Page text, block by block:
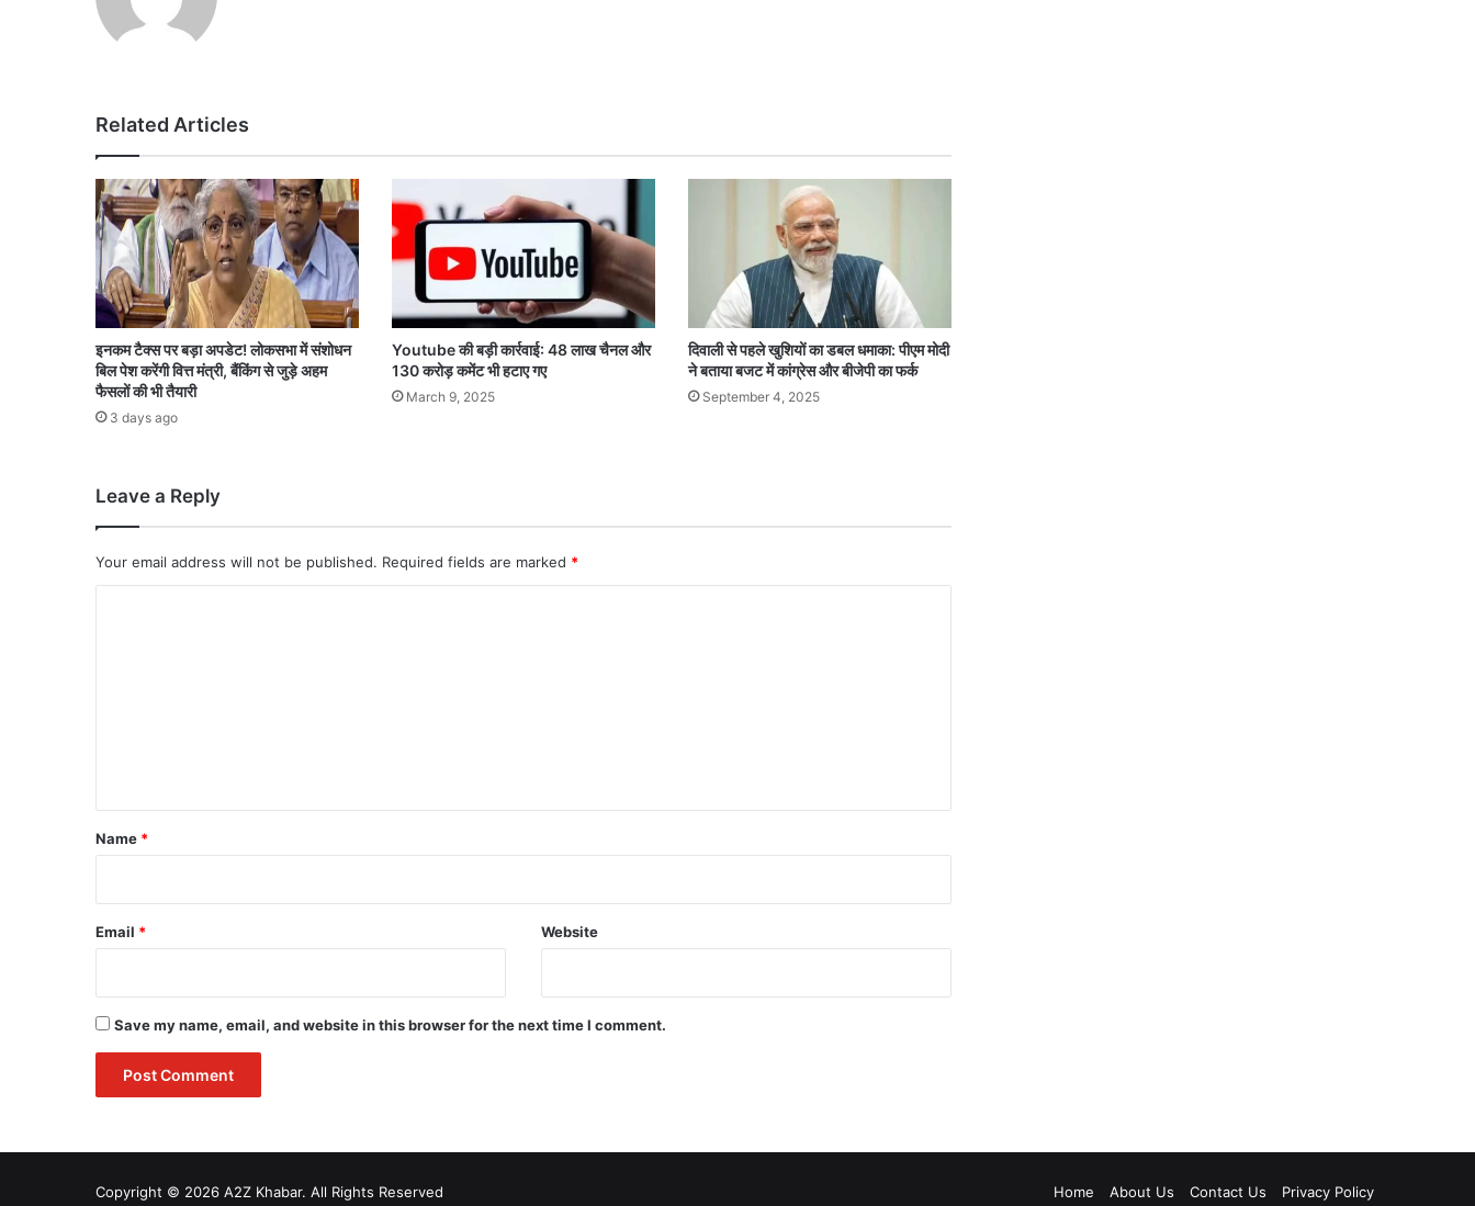
Related Articles
इनकम टैक्स पर बड़ा अपडेट! लोकसभा में संशोधन
बिल पेश करेंगी वित्त मंत्री, बैंकिंग से जुड़े अहम
फैसलों की भी तैयारी
3 days ago
Youtube की बड़ी कार्रवाई: 48 लाख चैनल और
130 करोड़ कमेंट भी हटाए गए
March 9, 2025
दिवाली से पहले खुशियों का डबल धमाका: पीएम मोदी
ने बताया बजट में कांग्रेस और बीजेपी का फर्क
September 4, 2025
Leave a Reply
Your email address will not be published. Required fields are marked *
*
Name *
Email * Website
Save my name, email, and website in this browser for the next time I comment.
Copyright © 2026 A2Z Khabar. All Rights Reserved Home About Us Contact Us Privacy Policy